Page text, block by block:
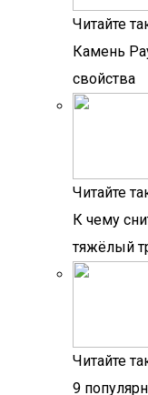
Читайте
Камень
свойства
Читайте
К чему
тяжёлый
Читайте
9